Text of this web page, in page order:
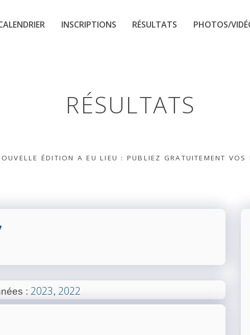
INSCRIPTIONS RÉSULTATS PHOTOS/
RÉSULTATS
ÉDITION A EU LIEU : PUBLIEZ GRATUITEMENT VOS
: 2023, 2022